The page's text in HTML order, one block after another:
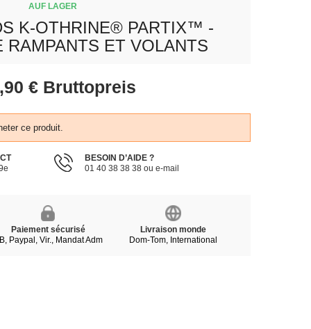
AUF LAGER
K-OTHRINE® PARTIX™ -
RAMPANTS ET VOLANTS
€ Bruttopreis
ce produit.
BESOIN D’AIDE ?
01 40 38 38 38 ou e-mail
Paiement sécurisé
Paypal, Vir., Mandat Adm
Livraison monde
Dom-Tom, International